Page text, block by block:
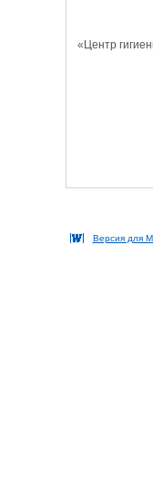
«Центр
Версия для